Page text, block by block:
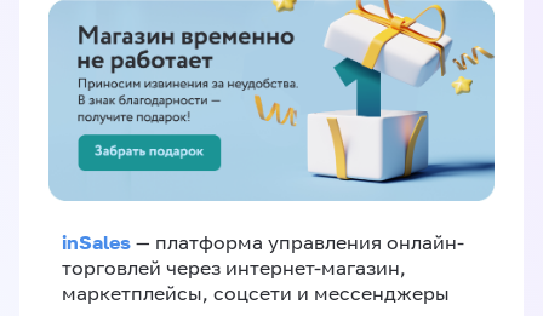
inSales — платформа управления онлайн-
торговлей через интернет-магазин,
маркетплейсы, соцсети и мессенджеры